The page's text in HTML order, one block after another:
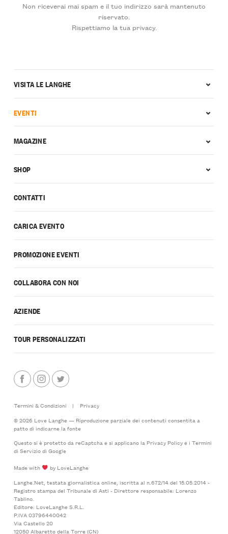
Non riceverai mai spam e il tuo indirizzo sarà mantenuto
riservato.
Rispettiamo la tua privacy.
CONTATTI
CARICA EVENTO
PROMOZIONE EVENTI
COLLABORA CON NOI
AZIENDE
TOUR PERSONALIZZATI
VISITA LE LANGHE
EVENTI
MAGAZINE
SHOP
Termini & Condizioni |
Privacy
© 2026 Love Langhe — Riproduzione parziale dei contenuti consentita a
patto di indicarne la fonte
Questo si è protetto da reCaptcha e si applicano la Privacy Policye i Termini
di Serviziodi Google
Made with
by LoveLanghe
Langhe.Net, testata giornalistica online, iscritta al n.672/14 del 15.05.2014 -
Registro stampa del Tribunale di Asti - Direttore responsabile: Lorenzo
Tablino.
Editore: LoveLanghe S.R.L.
P.IVA 03796440042
Via Castello 20
12050 Albaretto della Torre (CN)